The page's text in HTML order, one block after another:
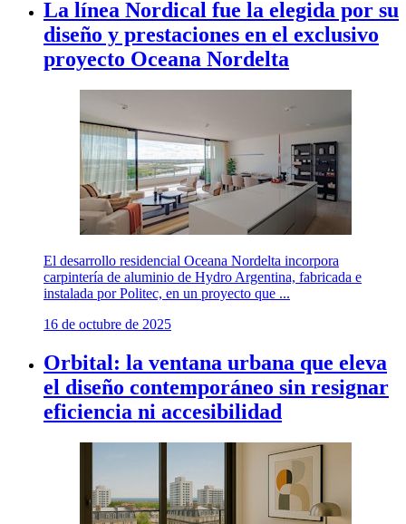
La línea Nordical fue la elegida por su
diseño y prestaciones en el exclusivo
proyecto Oceana Nordelta
El desarrollo residencial Oceana Nordelta incorpora
carpintería de aluminio de Hydro Argentina, fabricada e
instalada por Politec, en un proyecto que ...
16 de octubre de 2025
Orbital: la ventana urbana que eleva
el diseño contemporáneo sin resignar
eficiencia ni accesibilidad